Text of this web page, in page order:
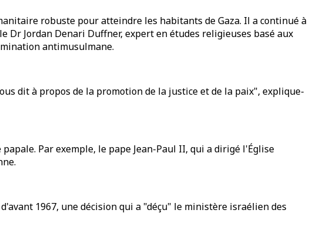
robuste pour atteindre les habitants de Gaza. Il a continué à
Jordan Denari Duffner, expert en études religieuses basé aux
antimusulmane.
dit à propos de la promotion de la justice et de la paix", explique-
Par exemple, le pape Jean-Paul II, qui a dirigé l'Église
1967, une décision qui a "déçu" le ministère israélien des